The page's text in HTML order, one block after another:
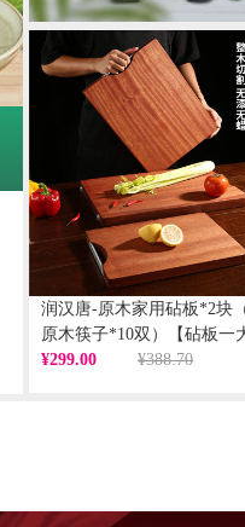
润汉唐-原木家用砧板*2块
原木筷子*10双）【砧板一
小】
¥299.00 ¥388.70